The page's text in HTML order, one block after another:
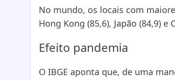
No mundo, os locais com
Hong Kong (85,6), Japão (84,9) e
Efeito pandemia
O IBGE aponta que, de uma